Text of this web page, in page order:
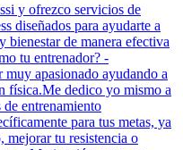
y ofrezco servicios de
diseñados para ayudarte a
bienestar de manera efectiva
tu entrenador? -
apasionado ayudando a
física.Me dedico yo mismo a
entrenamiento
para tus metas, ya
mejorar tu resistencia o